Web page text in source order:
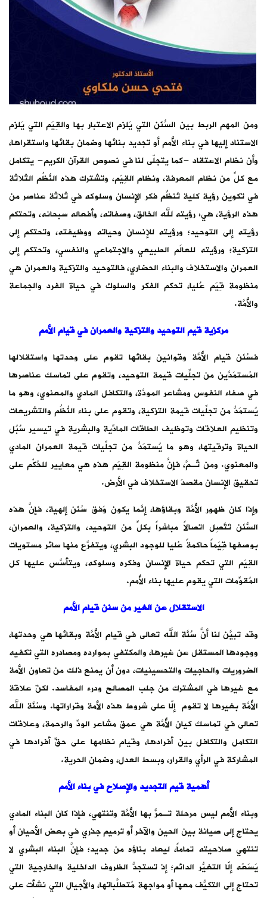
ومن المهم الربط بين السُّنَن التي يَلزم الاعتبار بها والقِيَم التي يَلزم
الاستناد إليها في بناء الأُمم أو تجديد بنائها وضمان بقائها واستقراها،
وأن نظام الاعتقاد -كما يتجلّى لنا في نصوص القرآن الكريم- يتكامل
مع كلٍّ من نظام المعرفة، ونظام القِيَم، وتشترك هذه النُّظُم الثلاثة
في تكوين رؤية كلية تُنظِّم فكر الإنسان وسلوكه في ثلاثة عناصر من
هذه الرؤية، هي: رؤيته لله الخالق، وصفاته، وأفعاله سبحانه، وتحتكم
رؤيته إلى التوحيد؛ ورؤيته للإنسان وحياته ووظيفته، وتحتكم إلى
التزكية؛ ورؤيته للعالَم الطبيعي والاجتماعي والنفسي، وتحتكم إلى
العمران والاستخلاف والبناء الحضاري، فالتوحيد والتزكية والعمران هي
منظومة قِيَم عُليا، تحكم الفكر والسلوك في حياة الفرد والجماعة
والأُمَّة.
مركزية قيم التوحيد والتزكية والعمران في قيام الأمم
فسُنَن قيام الأُمَّة وقوانين بقائها تقوم على وحدتها واستقلالها
المُستمَدَّين من تجلِّيات قيمة التوحيد، وتقوم على تماسك عناصرها
في صفاء النفوس ومشاعر المودَّة، والتكافل المادي والمعنوي، وهو ما
يُستمَدُّ من تجلِّيات قيمة التزكية، وتقوم على بناء النُّظُم والتشريعات
وتنظيم العلاقات وتوظيف الطاقات المادِّية والبشرية في تيسير سُبُل
الحياة وترقيتها، وهو ما يُستمَدُّ من تجلِّيات قيمة العمران المادي
والمعنوي. ومن ثَـمَّ، فإنَّ منظومة القِيَم هذه هي معايير للحُكْم على
تحقيق الإنسان مقصدَ الاستخلاف في الأرض.
وإذا كان ظهور الأُمَّة وبقاؤها، إنَّما يكون وَفق سُنَن إلهية، فإنَّ هذه
السُّنَن تَتَّصِل اتصالاً مباشراً بكلٍّ من التوحيد، والتزكية، والعمران،
بوصفها قِيَماً حاكمةً عُليا للوجود البشري، ويتفرَّع منها سائر مستويات
القِيَم التي تحكم حياة الإنسان وفكره وسلوكه، ويتأسَّس عليها كل
المُقوِّمات التي يقوم عليها بناء الأُمم.
الاستقلال عن الغير من سنن قيام الأمم
وقد تبيَّن لنا أنَّ سُنَّة الله تعالى في قيام الأُمَّة وبقائها هي وحدتها،
ووجودها المستقل عن غيرها، والمكتفي بموارده ومصادره التي تكفيه
الضروريات والحاجيات والتحسينيات، دون أن يمنع ذلك من تعاون الأمة
مع غيرها في المشترك من جلب المصالح ودرء المفاسد. لكنّ علاقة
الأُمَّة بغيرها لا تقوم إلّا على شروط هذه الأمة وقراراتها. وسُنَّة الله
تعالى في تماسك كيان الأُمَّة هي عمق مشاعر الودِّ والرحمة، وعلاقات
التكامل والتكافل بين أفرادها، وقيام نظامها على حقِّ أفرادها في
المشاركة في الرأي والقرار، وبسط العدل، وضمان الحرية.
أهمية قيم التجديد والإصلاح في بناء الأمم
وبناء الأُمم ليس مرحلة تـمرُّ بها الأُمَّة وتنتهي، فإذا كان البناء المادي
يحتاج إلى صيانة بين الحين والآخر أو ترميم جذري في بعض الأحيان أو
تنتهي صلاحيته تماماً، ليعاد بناؤه من جديد؛ فإنَّ البناء البشري لا
يَسَعُه إلّا التغيُّر الدائم؛ إذ تستجدُّ الظروف الداخلية والخارجية التي
تحتاج إلى التكيُّف معها أو مواجهة مُتطلَّباتها، والأجيال التي نشأت على